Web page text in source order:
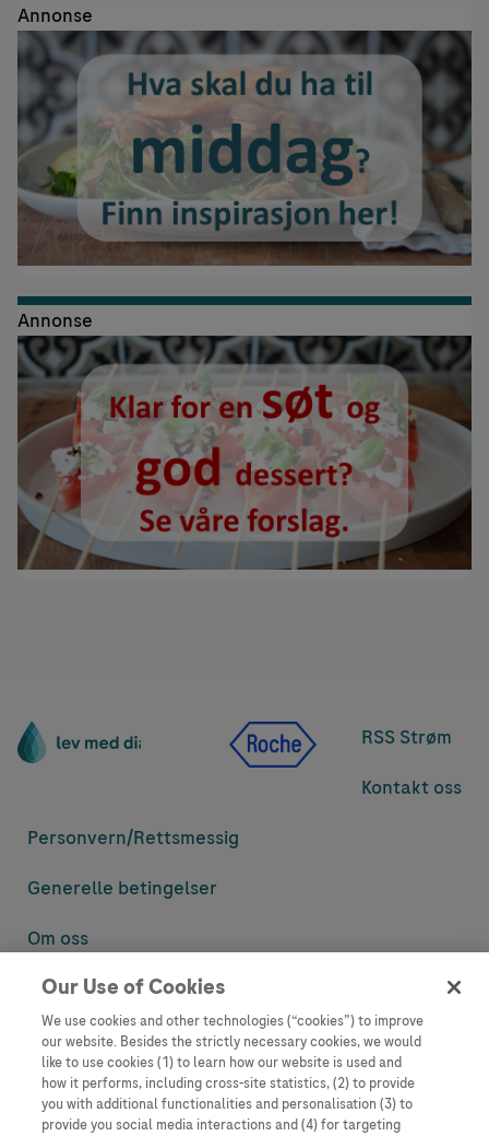
Annonse
Annonse
RSS Strøm
Kontakt oss
Personvern/Rettsmessig
Generelle betingelser
Om oss
Denne nettsiden inneholder informasjon som er målsatt til en stor
informasjon som ellers ikke er tilgjengelig eller gyldig i ditt land.
Vennligst vær oppmerksom på at vi ikke tar noe ansvar for tilgang til
informasjon som muligens ikke er i samsvar med noen gyldig juridisk
prosess, regulering, registrering eller bruk i bostedslandet ditt.
Roche har ikke alltid mulighet til å kvalitetssikre andres innlegg, men
Our Use of Cookies
We use cookies and other technologies (“cookies”) to improve
our website. Besides the strictly necessary cookies, we would
like to use cookies (1) to learn how our website is used and
how it performs, including cross-site statistics, (2) to provide
you with additional functionalities and personalisation (3) to
provide you social media interactions and (4) for targeting